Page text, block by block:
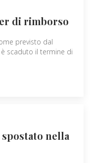
di rimborso
previsto dal
scaduto il termine di
nella